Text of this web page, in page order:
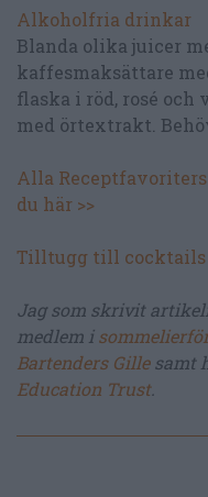
Alkoholfria drinkar
Blanda olika juicer
kaffesmaksättare
flaska i röd, rosé
med örtextrakt.
Alla
du här >>
Tilltugg till cocktails
Jag som skrivit
medlem i
Bartenders Gillesamt
Education Trust.